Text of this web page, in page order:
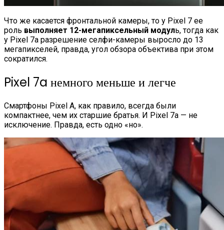
Что же касается фронтальной камеры, то у Pixel 7 ее
роль выполняет 12-мегапиксельный модуль, тогда как
у Pixel 7a разрешение селфи-камеры выросло до 13
мегапикселей, правда, угол обзора объектива при этом
сократился.
Pixel 7a немного меньше и легче
Смартфоны Pixel A, как правило, всегда были
компактнее, чем их старшие братья. И Pixel 7a — не
исключение. Правда, есть одно «но».